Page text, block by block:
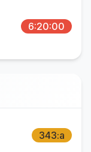
6:20:00
343:a